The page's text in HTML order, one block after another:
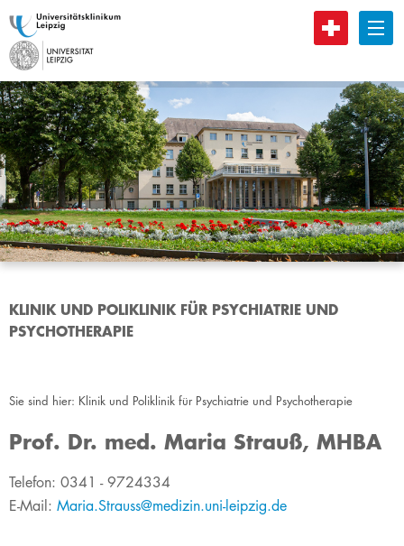
B
KLINIK UND POLIKLINIK FÜR PSYCHIATRIE UND
PSYCHOTHERAPIE
Sie sind hier: Klinik und Poliklinik für Psychiatrie und Psychotherapie
Prof. Dr. med. Maria Strauß, MHBA
​​Telefon: 0341 - 9724334
E-Mail: Maria.Strauss@medizin.uni-leipzig.de